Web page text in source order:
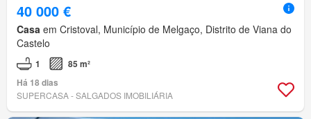
40 000 €
Casa em Cristoval, Município de Melgaço, Distrito de Viana do
Castelo
1
85 m²
Há 18 dias
SUPERCASA - SALGADOS IMOBILIÁRIA